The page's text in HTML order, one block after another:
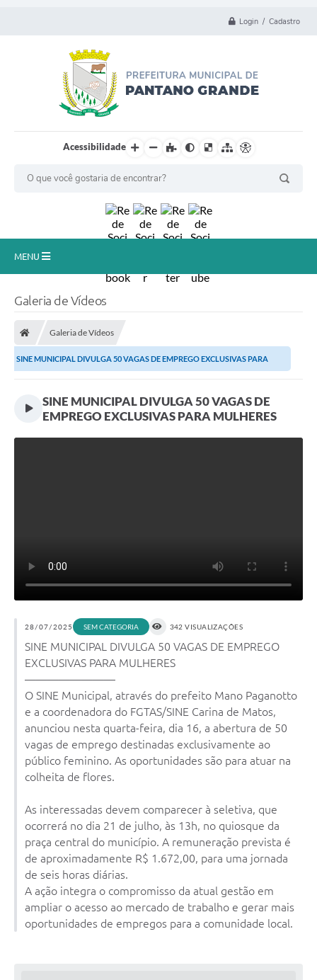
Login / Cadastro
Acessibilidade
MENU
Publicações / Transparência
Secretarias
Galeria de Fotos
Audiências Públicas
Arquivos para Download
Notícias
Contas Públicas
Legislação
Links
Telefones Úteis
Agenda
Diário Oficial
Galeria de Vídeos
Galeria de Vídeos
SINE MUNICIPAL DIVULGA 50 VAGAS DE EMPREGO EXCLUSIVAS PARA
SINE MUNICIPAL DIVULGA 50 VAGAS DE
EMPREGO EXCLUSIVAS PARA MULHERES
28/07/2025 SEM CATEGORIA 342 VISUALIZAÇÕES
SINE MUNICIPAL DIVULGA 50 VAGAS DE EMPREGO
EXCLUSIVAS PARA MULHERES
————————
O SINE Municipal, através do prefeito Mano Paganotto
e a coordenadora do FGTAS/SINE Carina de Matos,
anunciou nesta quarta-feira, dia 16, a abertura de 50
vagas de emprego destinadas exclusivamente ao
público feminino. As oportunidades são para atuar na
colheita de flores.
As interessadas devem comparecer à seletiva, que
ocorrerá no dia 21 de julho, às 13h, no quiosque da
praça central do município. A remuneração prevista é
de aproximadamente R$ 1.672,00, para uma jornada
de seis horas diárias.
A ação integra o compromisso da atual gestão em
ampliar o acesso ao mercado de trabalho e gerar mais
oportunidades de empregos para a comunidade local.